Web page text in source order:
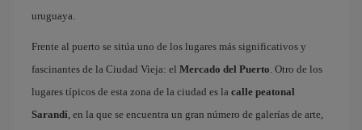
uruguaya.
Frente al puerto se sitúa uno de los lugares más significativos y
fascinantes de la Ciudad Vieja: el Mercado del Puerto. Otro de los
lugares típicos de esta zona de la ciudad es la calle peatonal
Sarandí, en la que se encuentra un gran número de galerías de arte,